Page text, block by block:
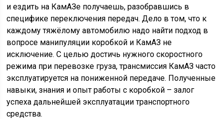
и ездить на КамАЗе получаешь, разобравшись в
специфике переключения передач. Дело в том, что к
каждому тяжёлому автомобилю надо найти подход в
вопросе манипуляции коробкой и КамАЗ не
исключение. С целью достичь нужного скоростного
режима при перевозке груза, трансмиссия КамАЗ часто
эксплуатируется на пониженной передаче. Полученные
навыки, знания и опыт работы с коробкой – залог
успеха дальнейшей эксплуатации транспортного
средства.